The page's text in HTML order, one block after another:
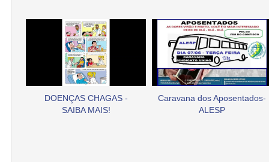
DOENÇAS CHAGAS -
SAIBA MAIS!
Caravana dos Aposentados-
ALESP